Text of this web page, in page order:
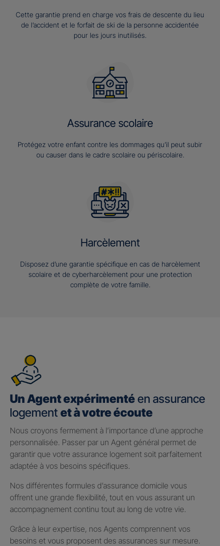
Cette garantie prend en charge vos frais de descente du lieu
de l’accident et le forfait de ski de la personne accidentée
pour les jours inutilisés.
Assurance scolaire
Protégez votre enfant contre les dommages qu’il peut subir
ou causer dans le cadre scolaire ou périscolaire.
Harcèlement
Disposez d’une garantie spécifique en cas de harcèlement
scolaire et de cyberharcèlement pour une protection
complète de votre famille.
Un Agent expérimentéen assurance
logement et à votre écoute
Nous croyons fermement à l’importance d’une approche
personnalisée. Passer par un Agent général permet de
garantir que votre assurance logement soit parfaitement
adaptée à vos besoins spécifiques.
Nos différentes formules d’assurance domicile vous
offrent une grande flexibilité, tout en vous assurant un
accompagnement continu tout au long de votre vie.
Grâce à leur expertise, nos Agents comprennent vos
besoins et vous proposent des assurances sur mesure.